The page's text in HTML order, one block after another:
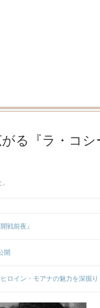
る『ラ・コシ
戦前夜』
開
ロイン・モアナの魅力を深掘り